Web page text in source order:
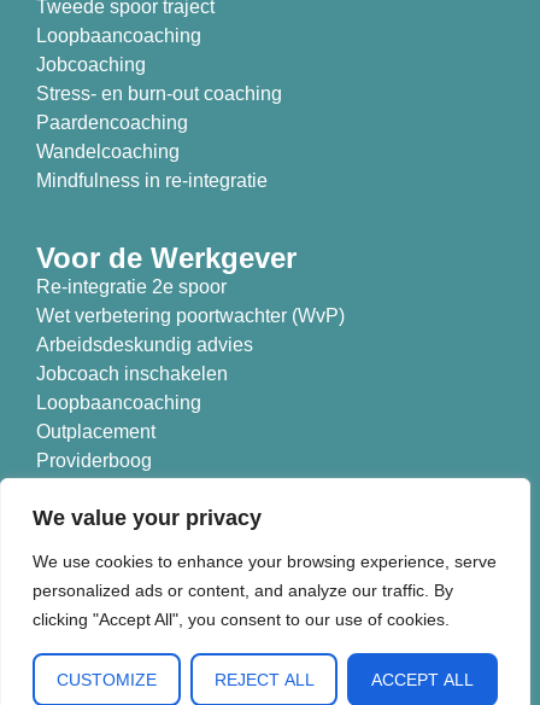
We value your privacy
We use cookies to enhance your browsing experience, serve
personalized ads or content, and analyze our traffic. By
clicking "Accept All", you consent to our use of cookies.
CUSTOMIZE REJECT ALL ACCEPT ALL
Tweede spoor traject
Loopbaancoaching
Jobcoaching
Stress- en burn-out coaching
Paardencoaching
Wandelcoaching
Mindfulness in re-integratie
Voor de Werkgever
Re-integratie 2e spoor
Wet verbetering poortwachter (WvP)
Arbeidsdeskundig advies
Jobcoach inschakelen
Loopbaancoaching
Outplacement
Providerboog
Nieuwe Koers is aangesloten bij:
© 2026 Nieuwe Koers B.V.